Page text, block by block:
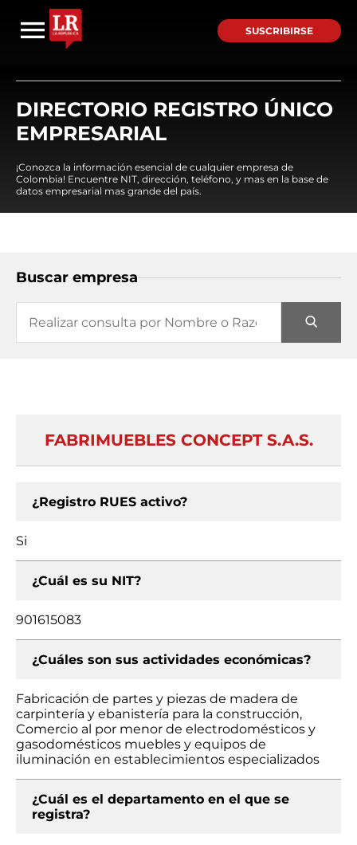
SUSCRIBIRSE
DIRECTORIO REGISTRO ÚNICO
EMPRESARIAL
¡Conozca la información esencial de cualquier empresa de
Colombia! Encuentre NIT, dirección, teléfono, y mas en la base de
datos empresarial mas grande del país.
Buscar empresa
FABRIMUEBLES CONCEPT S.A.S.
¿Registro RUES activo?
Si
¿Cuál es su NIT?
901615083
¿Cuáles son sus actividades económicas?
Fabricación de partes y piezas de madera de
carpintería y ebanistería para la construcción,
Comercio al por menor de electrodomésticos y
gasodomésticos muebles y equipos de
iluminación en establecimientos especializados
¿Cuál es el departamento en el que se
registra?